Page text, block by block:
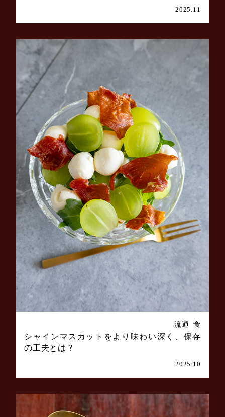
2025.11
流通 食
シャインマスカットをより味わい深く、保存
の工夫とは？
2025.10